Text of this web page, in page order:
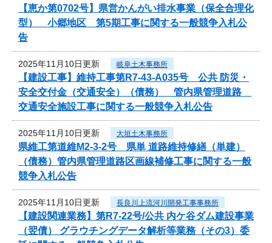
【恵か第0702号】県営かんがい排水事業（保全合理化
型） 小郷地区 第5期工事に関する一般競争入札公
告
2025年11月10日更新 岐阜土木事務所
【建設工事】維持工事第R7-43-A035号 公共 防災・
安全交付金（交通安全）（債務） 管内県管理道路
交通安全施設工事に関する一般競争入札公告
2025年11月10日更新 大垣土木事務所
県維工第道維M2-3-2号 県単 道路維持修繕（単建）
（債務）管内県管理道路区画線補修工事に関する一般
競争入札公告
2025年11月10日更新 長良川上流河川開発工事事務所
【建設関連業務】第R7-22号/公共 内ケ谷ダム建設事業
（翌債） グラウチングデータ解析等業務（その3）委